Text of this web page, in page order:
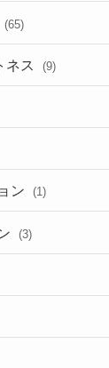
(65)
ネス (9)
ン (1)
(3)